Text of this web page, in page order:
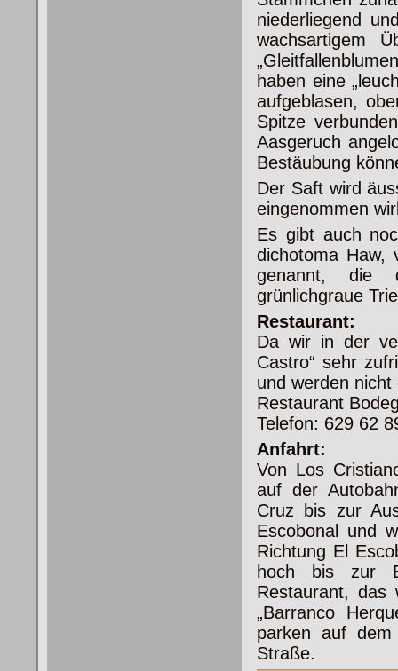
niederliegend
wachsartigem
haben eine
aufgeblasen,
Spitze
Aasgeruch
Bestäubung
Der Saft wird
eingenommen
Es gibt auch
dichotoma Haw,
genannt, die
grünlichgraue
Restaurant:
Da wir in der
Castro“ sehr
und werden
Restaurant
Telefon: 629 62
Anfahrt:
Von Los
auf der
Cruz bis zur
Escobonal und
Richtung El
hoch bis zur
Restaurant, das
„Barranco
parken auf
Straße.